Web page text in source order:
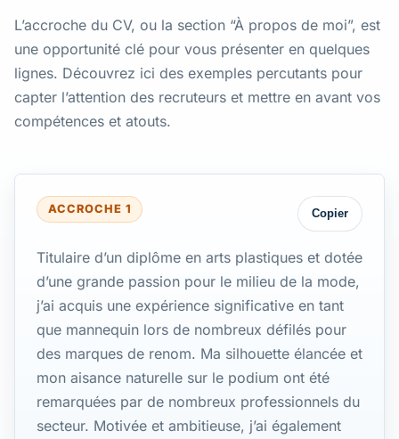
L’accroche du CV, ou la section “À propos de moi”, est
une opportunité clé pour vous présenter en quelques
lignes. Découvrez ici des exemples percutants pour
capter l’attention des recruteurs et mettre en avant vos
compétences et atouts.
ACCROCHE 1 Copier
Titulaire d’un diplôme en arts plastiques et dotée
d’une grande passion pour le milieu de la mode,
j’ai acquis une expérience significative en tant
que mannequin lors de nombreux défilés pour
des marques de renom. Ma silhouette élancée et
mon aisance naturelle sur le podium ont été
remarquées par de nombreux professionnels du
secteur. Motivée et ambitieuse, j’ai également